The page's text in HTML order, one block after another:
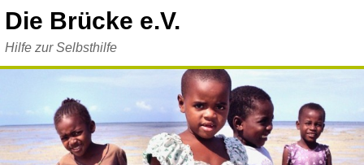
Inhalt
Die Brücke e.V.
Hilfe zur Selbsthilfe